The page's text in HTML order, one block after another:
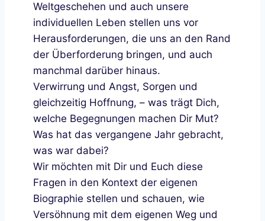
Weltgeschehen und auch unsere
individuellen Leben stellen uns vor
Herausforderungen, die uns an den Rand
der Überforderung bringen, und auch
manchmal darüber hinaus.
Verwirrung und Angst, Sorgen und
gleichzeitig Hoffnung, – was trägt Dich,
welche Begegnungen machen Dir Mut?
Was hat das vergangene Jahr gebracht,
was war dabei?
Wir möchten mit Dir und Euch diese
Fragen in den Kontext der eigenen
Biographie stellen und schauen, wie
Versöhnung mit dem eigenen Weg und